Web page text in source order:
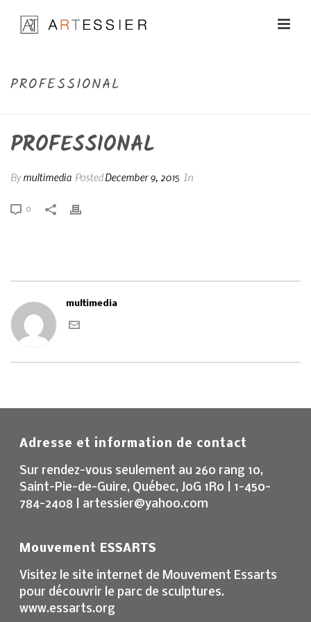
PROFESSIONAL
PROFESSIONAL
Bymultimedia PostedDecember 9, 2015 In
0
multimedia
Adresse et information de contact
Sur rendez-vous seulement au 260 rang 10,
Saint-Pie-de-Guire, Québec, J0G 1R0 | 1-450-
784-2408 | artessier@yahoo.com
Mouvement ESSARTS
Visitez le site internet de Mouvement Essarts
pour découvrir le parc de sculptures.
www.essarts.org